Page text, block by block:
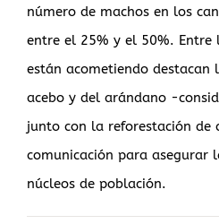
número de machos en los
entre el 25% y el 50%. Entre
están acometiendo destacan
acebo y del arándano -
junto con la reforestación de
comunicación para asegurar
núcleos de población.